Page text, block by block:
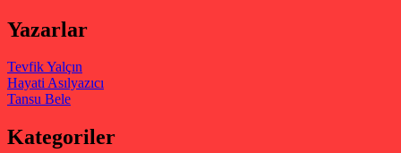
Yazarlar
Tevfik Yalçın
Hayati Asılyazıcı
Tansu Bele
Kategoriler